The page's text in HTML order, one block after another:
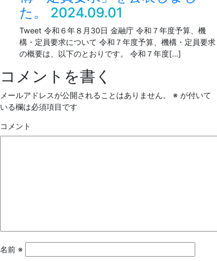
た。
2024.09.01
Tweet 令和６年８月30日 金融庁 令和７年度予算、機
構・定員要求について 令和７年度予算、機構・定員要求
の概要は、以下のとおりです。 令和７年度[…]
コメントを書く
メールアドレスが公開されることはありません。 ※ が付いて
いる欄は必須項目です
コメント
名前 ※